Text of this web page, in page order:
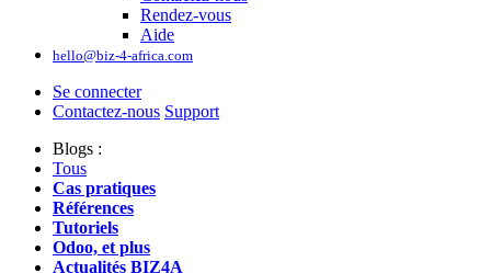
Rendez-vous
Aide
hello@biz-4-africa.com
Se connecter
Contactez-nous Support
Blogs :
Tous
Cas pratiques
Références
Tutoriels
Odoo, et plus
Actualités BIZ4A